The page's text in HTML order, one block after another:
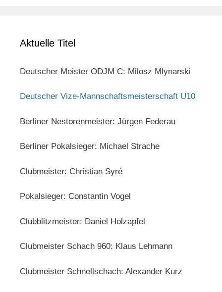
Aktuelle Titel
Deutscher Meister ODJM C: Milosz Mlynarski
Deutscher Vize-Mannschaftsmeisterschaft U10
Berliner Nestorenmeister: Jürgen Federau
Berliner Pokalsieger: Michael Strache
Clubmeister: Christian Syré
Pokalsieger: Constantin Vogel
Clubblitzmeister: Daniel Holzapfel
Clubmeister Schach 960: Klaus Lehmann
Clubmeister Schnellschach: Alexander Kurz